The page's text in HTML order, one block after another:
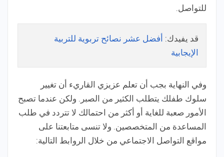
للتواصل.
قد يفيدك: أفضل عشر نصائح تربوية للتربية
الإيجابية
وفي النهاية بجب أن تعلم عزيزي القاريء أن تغيير
سلوك طفلك يتطلب الكثير من الصبر. ولكن عندما تصبح
الأمور صعبة للغاية أو أكثر من احتمالك لا تتردد في طلب
المساعدة من المتخصصين. ولا تنسى متابعتنا على
مواقع التواصل الاجتماعي من خلال الروابط التالية: